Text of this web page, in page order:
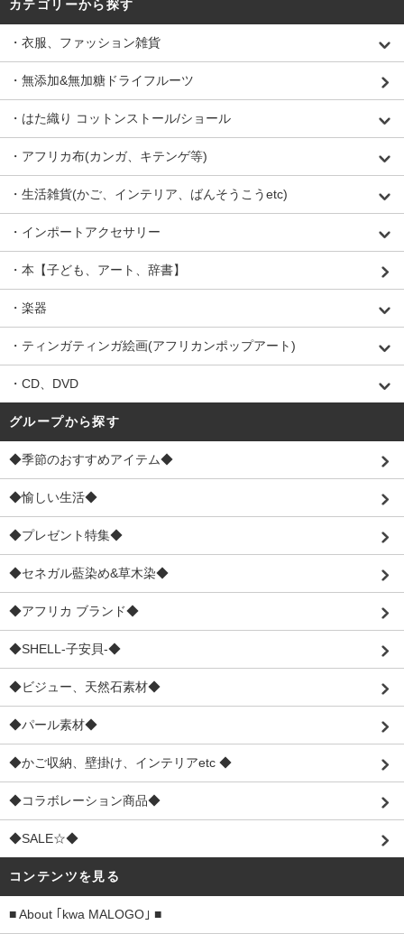
カテゴリーから探す
・衣服、ファッション雑貨
・無添加&無加糖ドライフルーツ
・はた織り コットンストール/ショール
・アフリカ布(カンガ、キテンゲ等)
・生活雑貨(かご、インテリア、ばんそうこうetc)
・インポートアクセサリー
・本【子ども、アート、辞書】
・楽器
・ティンガティンガ絵画(アフリカンポップアート)
・CD、DVD
グループから探す
◆季節のおすすめアイテム◆
◆愉しい生活◆
◆プレゼント特集◆
◆セネガル藍染め&草木染◆
◆アフリカ ブランド◆
◆SHELL-子安貝-◆
◆ビジュー、天然石素材◆
◆パール素材◆
◆かご収納、壁掛け、インテリアetc ◆
◆コラボレーション商品◆
◆SALE☆◆
コンテンツを見る
■ About ｢kwa MALOGO｣ ■